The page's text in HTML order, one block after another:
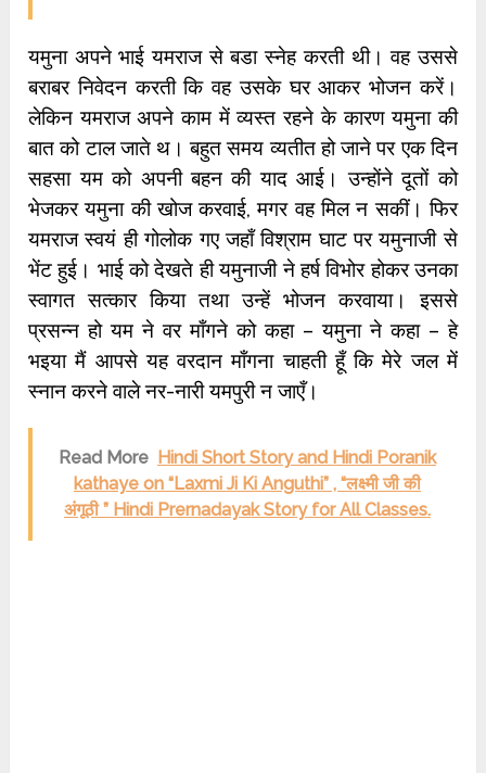
यमुना अपने भाई यमराज से बडा स्नेह करती थी। वह उससे
बराबर निवेदन करती कि वह उसके घर आकर भोजन करें।
लेकिन यमराज अपने काम में व्यस्त रहने के कारण यमुना की
बात को टाल जाते थ। बहुत समय व्यतीत हो जाने पर एक दिन
सहसा यम को अपनी बहन की याद आई। उन्होंने दूतों को
भेजकर यमुना की खोज करवाई, मगर वह मिल न सकीं। फिर
यमराज स्वयं ही गोलोक गए जहाँ विश्राम घाट पर यमुनाजी से
भेंट हुई। भाई को देखते ही यमुनाजी ने हर्ष विभोर होकर उनका
स्वागत सत्कार किया तथा उन्हें भोजन करवाया। इससे
प्रसन्न हो यम ने वर माँगने को कहा – यमुना ने कहा – हे
भइया मैं आपसे यह वरदान माँगना चाहती हूँ कि मेरे जल में
स्नान करने वाले नर-नारी यमपुरी न जाएँ।
Read More Hindi Short Story and Hindi Poranik
kathaye on “Laxmi Ji Ki Anguthi” , “लक्ष्मी जी की
अंगूठी ” Hindi Prernadayak Story for All Classes.